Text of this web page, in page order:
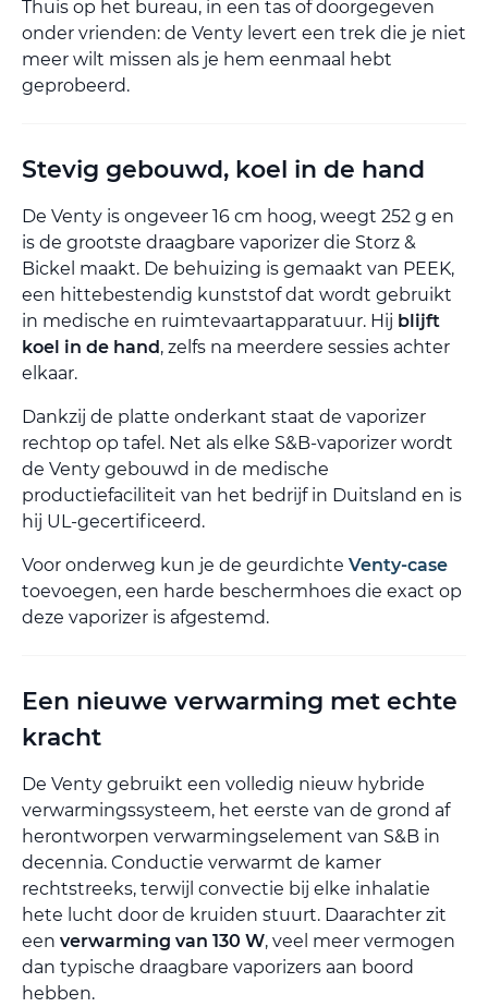
Thuis op het bureau, in een tas of doorgegeven
onder vrienden: de Venty levert een trek die je niet
meer wilt missen als je hem eenmaal hebt
geprobeerd.
Stevig gebouwd, koel in de hand
De Venty is ongeveer 16 cm hoog, weegt 252 g en
is de grootste draagbare vaporizer die Storz &
Bickel maakt. De behuizing is gemaakt van PEEK,
een hittebestendig kunststof dat wordt gebruikt
in medische en ruimtevaartapparatuur. Hij blijft
koel in de hand, zelfs na meerdere sessies achter
elkaar.
Dankzij de platte onderkant staat de vaporizer
rechtop op tafel. Net als elke S&B-vaporizer wordt
de Venty gebouwd in de medische
productiefaciliteit van het bedrijf in Duitsland en is
hij UL-gecertificeerd.
Voor onderweg kun je de geurdichte Venty-case
toevoegen, een harde beschermhoes die exact op
deze vaporizer is afgestemd.
Een nieuwe verwarming met echte
kracht
De Venty gebruikt een volledig nieuw hybride
verwarmingssysteem, het eerste van de grond af
herontworpen verwarmingselement van S&B in
decennia. Conductie verwarmt de kamer
rechtstreeks, terwijl convectie bij elke inhalatie
hete lucht door de kruiden stuurt. Daarachter zit
een verwarming van 130 W, veel meer vermogen
dan typische draagbare vaporizers aan boord
hebben.